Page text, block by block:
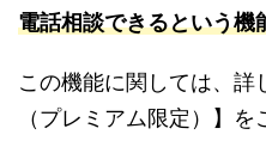
電話相談できるという機
この機能に関しては、詳
（プレミアム限定）】を